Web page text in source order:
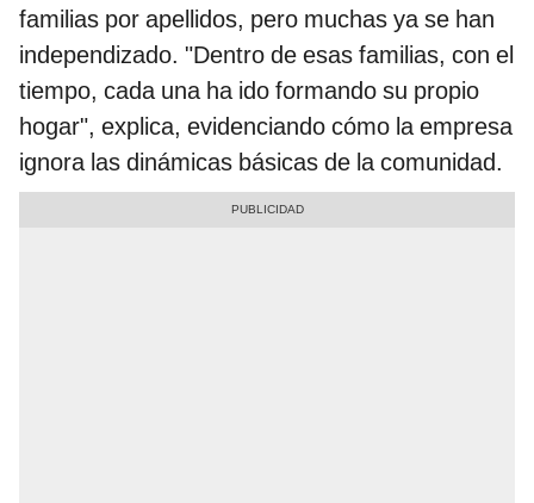
familias por apellidos, pero muchas ya se han
independizado. "Dentro de esas familias, con el
tiempo, cada una ha ido formando su propio
hogar", explica, evidenciando cómo la empresa
ignora las dinámicas básicas de la comunidad.